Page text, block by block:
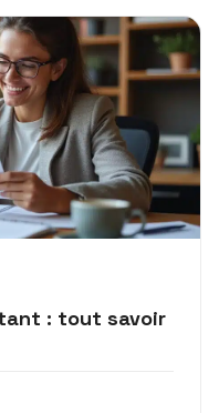
: tout savoir